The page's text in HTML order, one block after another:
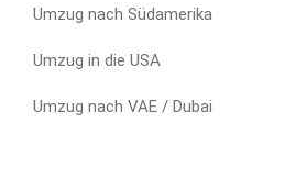
Umzug nach Südamerika
Umzug in die USA
Umzug nach VAE / Dubai